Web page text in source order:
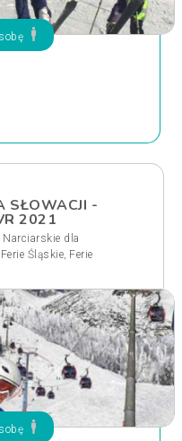
SŁOWACJI -
2021
Narciarskie dla
Ferie Śląskie, Ferie